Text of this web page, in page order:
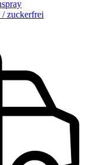
zuckerfrei